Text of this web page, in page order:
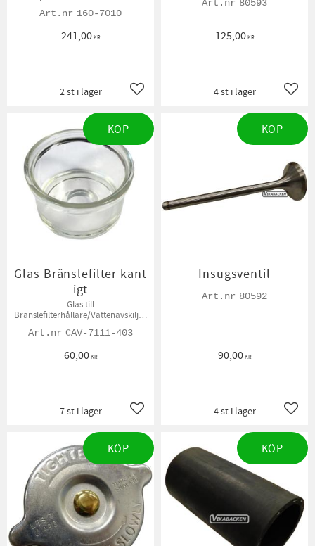
160-7010
241,00KR
Lägg till i favoriter
2 st i lager
80593
125,00KR
4 st i lager
Glas Bränslefilter kant
igt
Glas till
Bränslefilterhållare/Vattenavskiljar
25 mm.
CAV-7111-403
60,00KR
Lägg till i favoriter
7 st i lager
KÖP
Insugsventil
80592
90,00KR
4 st i lager
KÖP
KÖP KÖP